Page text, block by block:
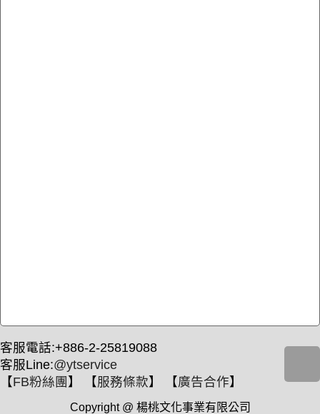
客服電話:+886-2-25819088
客服Line:@ytservice
【FB粉絲團 】 【服務條款】 【廣告合作】
Copyright @ 楊桃文化事業有限公司